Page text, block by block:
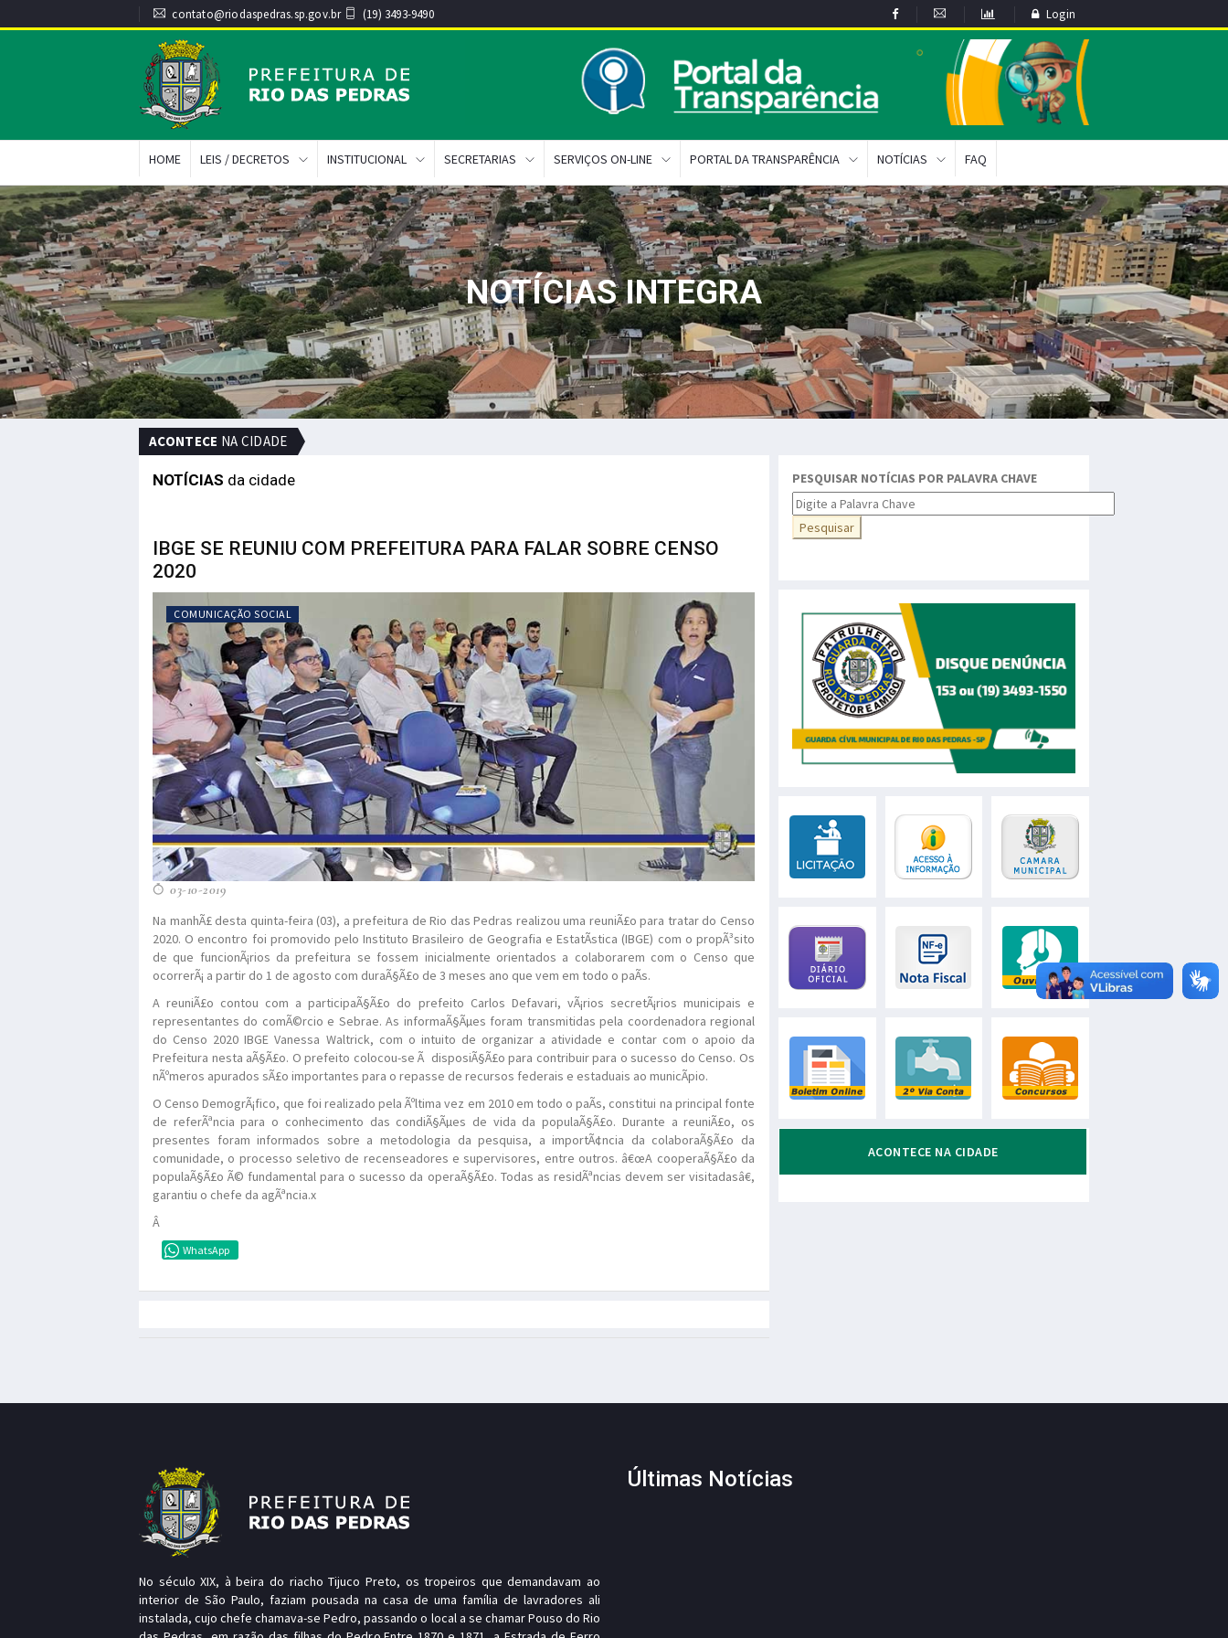
contato@riodaspedras.sp.gov.br (19) 3493-9490 Login
HOME LEIS / DECRETOS INSTITUCIONAL SECRETARIAS SERVIÇOS ON-LINE PORTAL DA TRANSPARÊNCIA NOTÍCIAS FAQ
NOTÍCIAS INTEGRA
ACONTECE NA CIDADE
NOTÍCIAS da cidade
IBGE SE REUNIU COM PREFEITURA PARA FALAR SOBRE CENSO
2020
COMUNICAÇÃO SOCIAL
03-10-2019
Na manhÃ£ desta quinta-feira (03), a prefeitura de Rio das Pedras realizou uma reuniÃ£o para tratar do Censo
2020. O encontro foi promovido pelo Instituto Brasileiro de Geografia e EstatÃ­stica (IBGE) com o propÃ³sito
de que funcionÃ¡rios da prefeitura se fossem inicialmente orientados a colaborarem com o Censo que
ocorrerÃ¡ a partir do 1 de agosto com duraÃ§Ã£o de 3 meses ano que vem em todo o paÃ­s.
A reuniÃ£o contou com a participaÃ§Ã£o do prefeito Carlos Defavari, vÃ¡rios secretÃ¡rios municipais e
representantes do comÃ©rcio e Sebrae. As informaÃ§Ãµes foram transmitidas pela coordenadora regional
do Censo 2020 IBGE Vanessa Waltrick, com o intuito de organizar a atividade e contar com o apoio da
Prefeitura nesta aÃ§Ã£o. O prefeito colocou-se Ã disposiÃ§Ã£o para contribuir para o sucesso do Censo. Os
nÃºmeros apurados sÃ£o importantes para o repasse de recursos federais e estaduais ao municÃ­pio.
O Censo DemogrÃ¡fico, que foi realizado pela Ãºltima vez em 2010 em todo o paÃ­s, constitui na principal fonte
de referÃªncia para o conhecimento das condiÃ§Ãµes de vida da populaÃ§Ã£o. Durante a reuniÃ£o, os
presentes foram informados sobre a metodologia da pesquisa, a importÃ¢ncia da colaboraÃ§Ã£o da
comunidade, o processo seletivo de recenseadores e supervisores, entre outros. â€œA cooperaÃ§Ã£o da
populaÃ§Ã£o Ã© fundamental para o sucesso da operaÃ§Ã£o. Todas as residÃªncias devem ser visitadasâ€,
garantiu o chefe da agÃªncia.x
Â
WhatsApp
PESQUISAR NOTÍCIAS POR PALAVRA CHAVE
ACONTECE NA CIDADE
No século XIX, à beira do riacho Tijuco Preto, os tropeiros que demandavam ao
interior de São Paulo, faziam pousada na casa de uma família de lavradores ali
instalada, cujo chefe chamava-se Pedro, passando o local a se chamar Pouso do Rio
Últimas Notícias